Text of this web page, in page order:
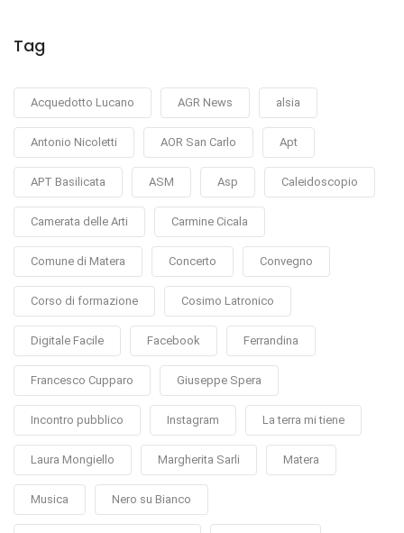
Tag
Acquedotto Lucano AGR News alsia
Antonio Nicoletti AOR San Carlo Apt
APT Basilicata ASM Asp Caleidoscopio
Camerata delle Arti Carmine Cicala
Comune di Matera Concerto Convegno
Corso di formazione Cosimo Latronico
Digitale Facile Facebook Ferrandina
Francesco Cupparo Giuseppe Spera
Incontro pubblico Instagram La terra mi tiene
Laura Mongiello Margherita Sarli Matera
Musica Nero su Bianco